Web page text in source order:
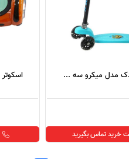
مدل میکرو سه ...
خرید تماس بگیرید